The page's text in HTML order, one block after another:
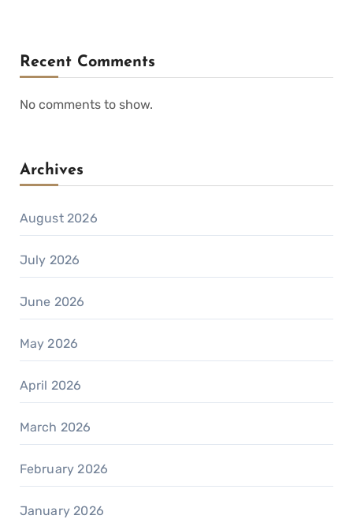
Recent Comments
No comments to show.
Archives
August 2026
July 2026
June 2026
May 2026
April 2026
March 2026
February 2026
January 2026